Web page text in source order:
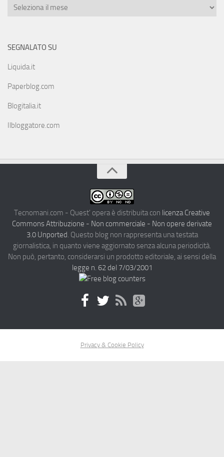
SEGNALATO SU
Liquida.it
Paperblog.com
Blogitalia.it
Ilbloggatore.com
Tecnomani.com - Quest' opera è distribuita con licenza Creative
Commons Attribuzione - Non commerciale - Non opere derivate
3.0 Unported. Questo blog non rappresenta una testata
giornalistica, in quanto viene aggiornato senza alcuna periodicità.
Non può, pertanto, considerarsi un prodotto editoriale, ai sensi della
legge n. 62 del 7/03/2001
Privacy & Cookie Policy